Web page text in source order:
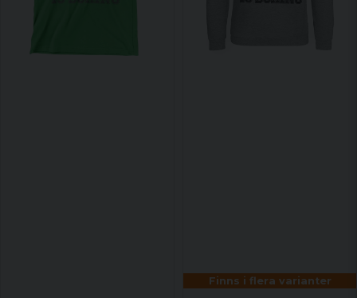
Finns i flera varianter